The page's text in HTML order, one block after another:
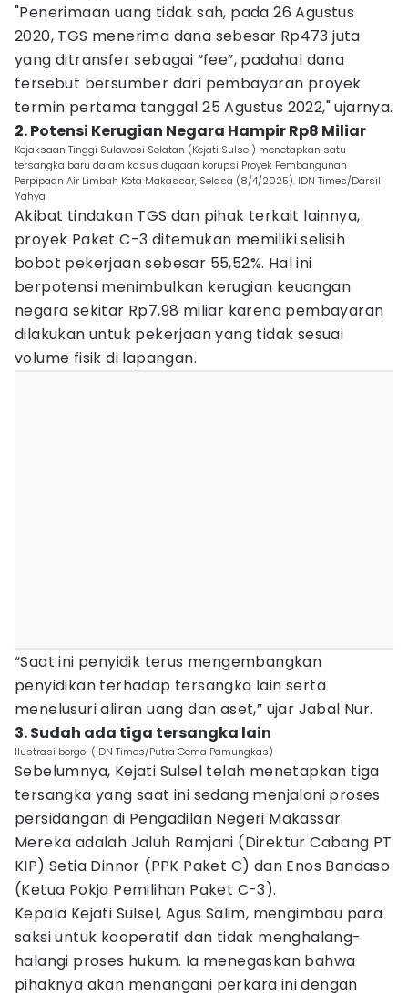
"Penerimaan uang tidak sah, pada 26 Agustus
2020, TGS menerima dana sebesar Rp473 juta
yang ditransfer sebagai “fee”, padahal dana
tersebut bersumber dari pembayaran proyek
termin pertama tanggal 25 Agustus 2022," ujarnya.
2. Potensi Kerugian Negara Hampir Rp8 Miliar
Kejaksaan Tinggi Sulawesi Selatan (Kejati Sulsel) menetapkan satu
tersangka baru dalam kasus dugaan korupsi Proyek Pembangunan
Perpipaan Air Limbah Kota Makassar, Selasa (8/4/2025). IDN Times/Darsil
Yahya
Akibat tindakan TGS dan pihak terkait lainnya,
proyek Paket C-3 ditemukan memiliki selisih
bobot pekerjaan sebesar 55,52%. Hal ini
berpotensi menimbulkan kerugian keuangan
negara sekitar Rp7,98 miliar karena pembayaran
dilakukan untuk pekerjaan yang tidak sesuai
volume fisik di lapangan.
“Saat ini penyidik terus mengembangkan
penyidikan terhadap tersangka lain serta
menelusuri aliran uang dan aset,” ujar Jabal Nur.
3. Sudah ada tiga tersangka lain
Ilustrasi borgol (IDN Times/Putra Gema Pamungkas)
Sebelumnya, Kejati Sulsel telah menetapkan tiga
tersangka yang saat ini sedang menjalani proses
persidangan di Pengadilan Negeri Makassar.
Mereka adalah Jaluh Ramjani (Direktur Cabang PT
KIP) Setia Dinnor (PPK Paket C) dan Enos Bandaso
(Ketua Pokja Pemilihan Paket C-3).
Kepala Kejati Sulsel, Agus Salim, mengimbau para
saksi untuk kooperatif dan tidak menghalang-
halangi proses hukum. Ia menegaskan bahwa
pihaknya akan menangani perkara ini dengan